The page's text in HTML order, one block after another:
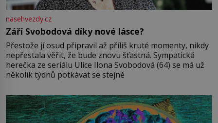
nasehvezdy.cz
Září Svobodová díky nové lásce?
Přestože jí osud připravil až příliš kruté momenty, nikdy
nepřestala věřit, že bude znovu šťastná. Sympatická
herečka ze seriálu Ulice Ilona Svobodová (64) se má už
několik týdnů potkávat se stejně